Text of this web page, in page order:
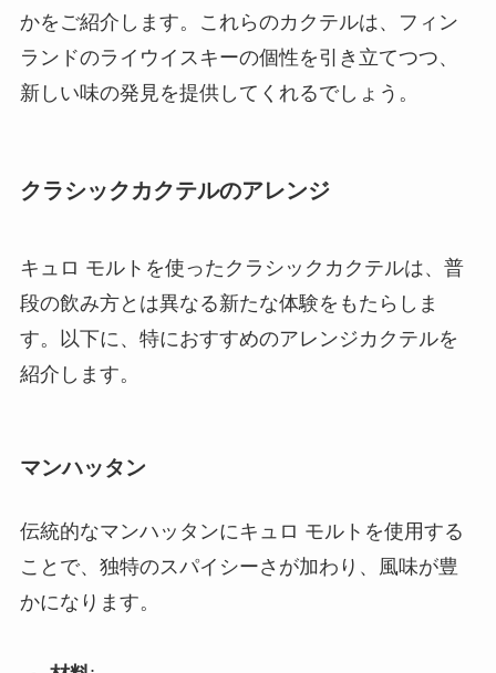
かをご紹介します。これらのカクテルは、フィン
ランドのライウイスキーの個性を引き立てつつ、
新しい味の発見を提供してくれるでしょう。
クラシックカクテルのアレンジ
キュロ モルトを使ったクラシックカクテルは、普
段の飲み方とは異なる新たな体験をもたらしま
す。以下に、特におすすめのアレンジカクテルを
紹介します。
マンハッタン
伝統的なマンハッタンにキュロ モルトを使用する
ことで、独特のスパイシーさが加わり、風味が豊
かになります。